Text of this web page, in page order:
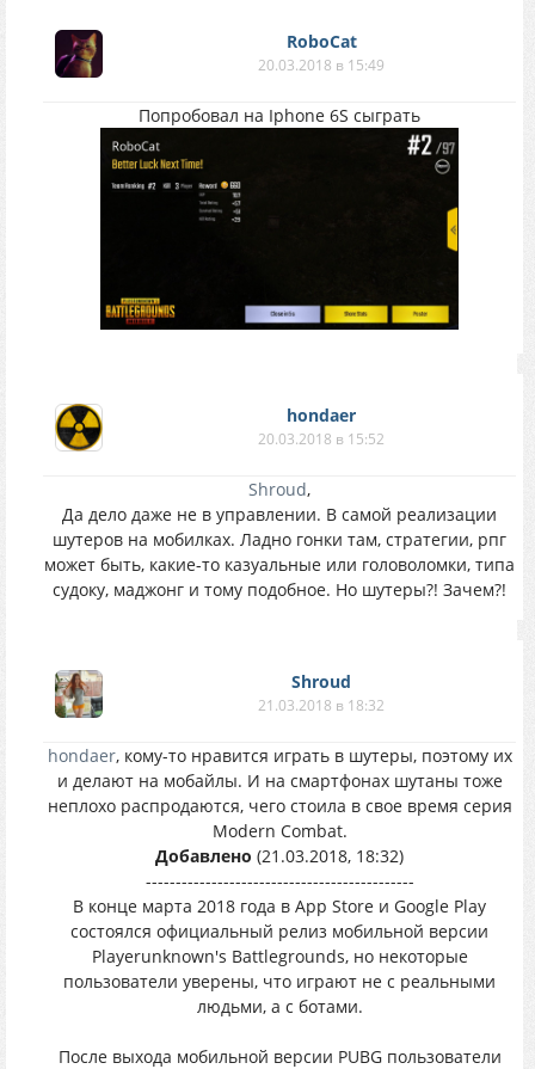
RoboCat
20.03.2018 в 15:49
Попробовал на Iphone 6S сыграть
hondaer
20.03.2018 в 15:52
Shroud,
Да дело даже не в управлении. В самой реализации
шутеров на мобилках. Ладно гонки там, стратегии, рпг
может быть, какие-то казуальные или головоломки, типа
судоку, маджонг и тому подобное. Но шутеры?! Зачем?!
Shroud
21.03.2018 в 18:32
hondaer, кому-то нравится играть в шутеры, поэтому их
и делают на мобайлы. И на смартфонах шутаны тоже
неплохо распродаются, чего стоила в свое время серия
Modern Сombat.
Добавлено (21.03.2018, 18:32)
---------------------------------------------
В конце марта 2018 года в App Store и Google Play
состоялся официальный релиз мобильной версии
Playerunknown's Battlegrounds, но некоторые
пользователи уверены, что играют не с реальными
людьми, а с ботами.
После выхода мобильной версии PUBG пользователи